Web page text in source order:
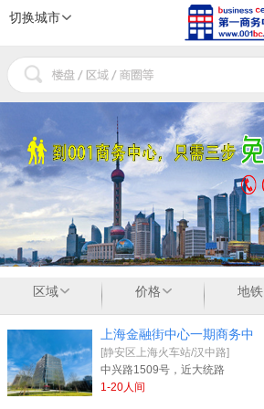
切换城市
区域 价格 地铁
上海金融街中心一期商务中
[静安区上海火车站/汉中路]
中兴路1509号，近大统路
1-20人间